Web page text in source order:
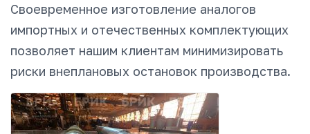
Своевременное изготовление аналогов
импортных и отечественных комплектующих
позволяет нашим клиентам минимизировать
риски внеплановых остановок производства.